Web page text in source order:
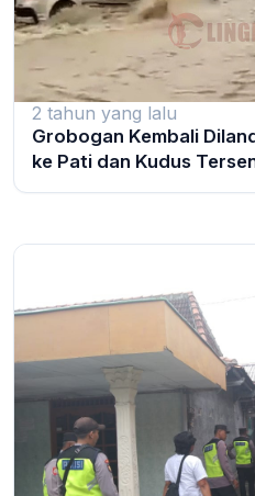
2 tahun yang lalu
Grobogan Kembali
ke Pati dan Kudus